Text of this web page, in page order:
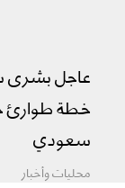
عاجل بشرى
خطة طوارئ
سعودي
محليات وأخبار